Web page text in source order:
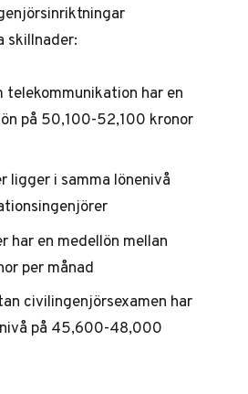
skillnader:
telekommunikation har en
på 50,100-52,100 kronor
ligger i samma lönenivå
har en medellön mellan
per månad
civilingenjörsexamen har
på 45,600-48,000